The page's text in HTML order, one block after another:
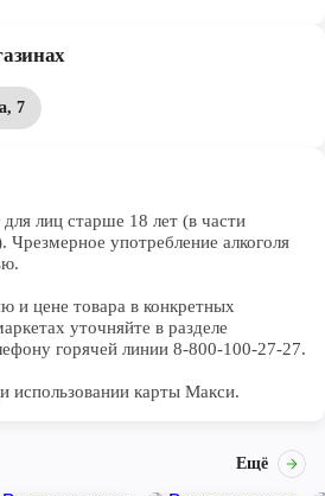
7
лиц старше 18 лет (в части
Чрезмерное употребление алкоголя
цене товара в конкретных
уточняйте в разделе
горячей линии 8-800-100-27-27.
использовании карты Макси.
Ещё